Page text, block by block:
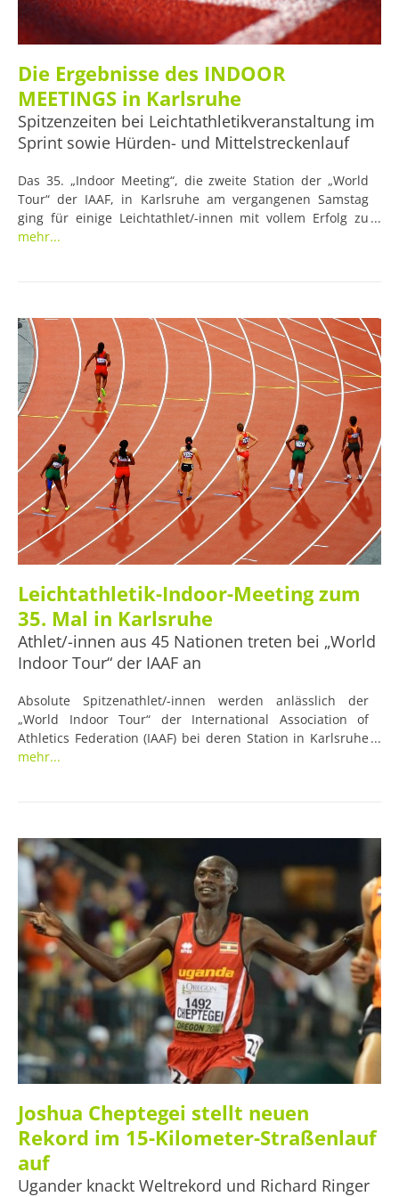
Die Ergebnisse des INDOOR
MEETINGS in Karlsruhe
Spitzenzeiten bei Leichtathletikveranstaltung im
Sprint sowie Hürden- und Mittelstreckenlauf
Das 35. „Indoor Meeting“, die zweite Station der „World
Tour“ der IAAF, in Karlsruhe am vergangenen Samstag
ging für einige Leichtathlet/-innen mit vollem Erfolg zu
Ende. Als Überflieger ging der Japaner Naoto Tobe aus der
mehr...
Leichtathletik-Indoor-Meeting zum
35. Mal in Karlsruhe
Athlet/-innen aus 45 Nationen treten bei „World
Indoor Tour“ der IAAF an
Absolute Spitzenathlet/-innen werden anlässlich der
„World Indoor Tour“ der International Association of
Athletics Federation (IAAF) bei deren Station in Karlsruhe
ihr Können unter Beweis stellen. Fünf Verschiedene
mehr...
Joshua Cheptegei stellt neuen
Rekord im 15-Kilometer-Straßenlauf
auf
Ugander knackt Weltrekord und Richard Ringer